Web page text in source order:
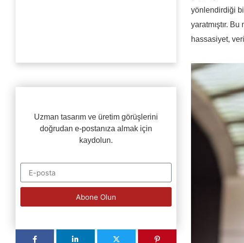
Uzman tasarım ve üretim görüşlerini
doğrudan e-postanıza almak için
kaydolun.
Abone Olun
yönlendirdiği
yaratmıştır.
hassasiyet,